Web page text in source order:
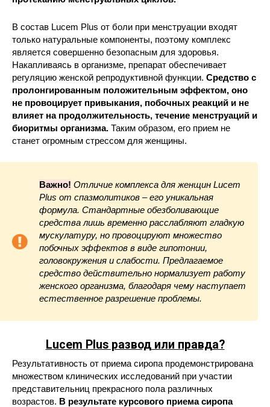
В состав Lucem Plus от боли при менструации входят
только натуральные компоненты, поэтому комплекс
является совершенно безопасным для здоровья.
Накапливаясь в организме, препарат обеспечивает
регуляцию женской репродуктивной функции. Средство с
пролонгированным положительным эффектом, оно
не провоцирует привыкания, побочных реакций и не
влияет на продолжительность, течение менструаций и
биоритмы организма. Таким образом, его прием не
станет огромным стрессом для женщины.
Важно! Отличие комплекса для женщин Lucem
Plus от спазмолитиков – его уникальная
формула. Стандартные обезболивающие
средства лишь временно расслабляют гладкую
мускулатуру, но провоцируют множество
побочных эффектов в виде гипотонии,
головокружения и слабости. Предлагаемое
средство действительно нормализует работу
женского организма, благодаря чему наступает
естественное разрешение проблемы.
Lucem Plus развод или правда?
Результативность от приема сиропа продемонстрирована
множеством клинических исследований при участии
представительниц прекрасного пола различных
возрастов. В результате курсового приема сиропа